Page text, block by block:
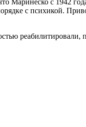
Маринеско с 1942
с психикой.
реабилитировали,